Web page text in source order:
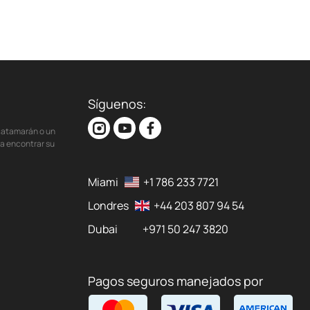
o un
encontrar su
Síguenos:
Miami
+1 786 233 7721
Londres
+44 203 807 94 54
Dubai
+971 50 247 3820
Pagos seguros manejados por